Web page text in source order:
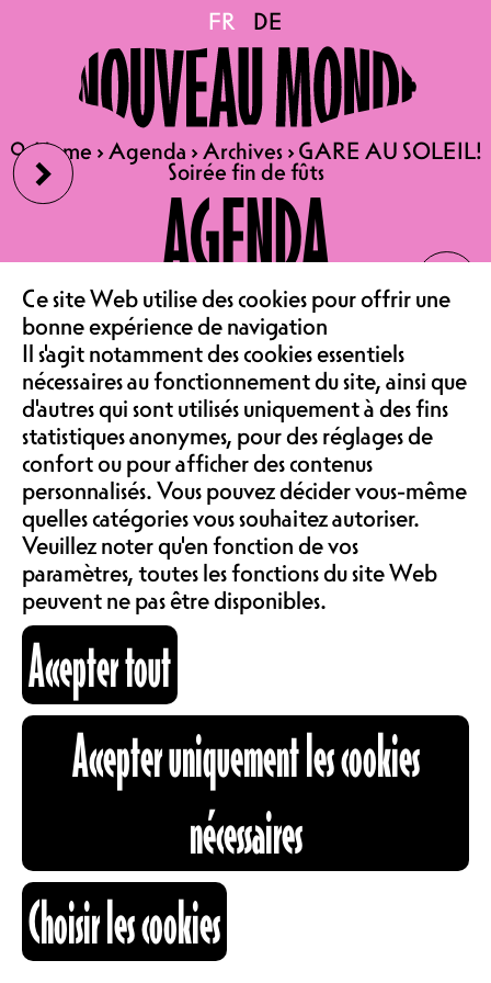
›
‹
FR DE
🔍Home›Agenda ›Archives›GARE AU SOLEIL!
Soirée fin de fûts
AGENDA
LE CAFÉ
ASSOCIATION &
COMMUNAUTÉ
LOCATIONS
ABOS & TARIFS
INFORMATIONS
CARTOGRAPHIE
RECHERCHE
FR DE
🔍Home›Agenda ›Archives›GARE AU SOLEIL!
Soirée fin de fûts
GARE AU SOLEIL! Soirée
fin de fûts
31.07.2025
GARE AU SOLEIL : SOIRÉE FIN
DE FÛTS
17:00 - 22:00 TERRASSE
22:30 - 02:00 CAFÉ
ENTRÉE LIBRE
INTERCITEK / WYATT B2B EL
LAMPADAIRE / BENHUR B2B
FABZ (PLEZIR) / MEZITA
Allez, on vide les fûts et on fête
comme il se doit avant les vacances
du Café !
Le lendemain est férié, alors aucune
excuse : on danse sur la terrasse,
puis on continue à l’intérieur
jusqu’à la dernière goutte.
HORAIRES
31.07.2025
Ce site Web utilise des cookies pour offrir une
bonne expérience de navigation
Il s'agit notamment des cookies essentiels
nécessaires au fonctionnement du site, ainsi que
d'autres qui sont utilisés uniquement à des fins
statistiques anonymes, pour des réglages de
confort ou pour afficher des contenus
personnalisés. Vous pouvez décider vous-même
quelles catégories vous souhaitez autoriser.
Veuillez noter qu'en fonction de vos
paramètres, toutes les fonctions du site Web
peuvent ne pas être disponibles.
Accepter tout
Accepter uniquement les cookies
nécessaires
Choisir les cookies